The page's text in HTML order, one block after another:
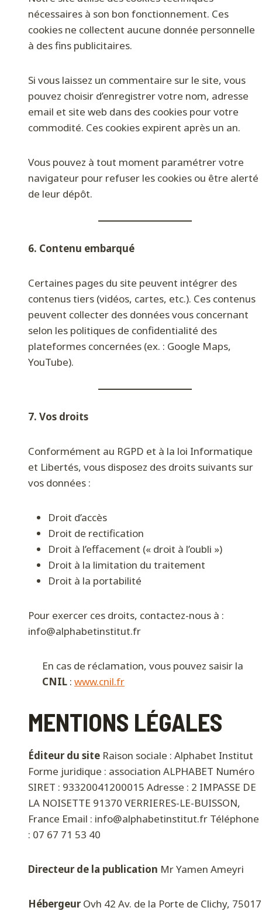
nécessaires à son bon fonctionnement. Ces
cookies ne collectent aucune donnée personnelle
à des fins publicitaires.
Si vous laissez un commentaire sur le site, vous
pouvez choisir d’enregistrer votre nom, adresse
email et site web dans des cookies pour votre
commodité. Ces cookies expirent après un an.
Vous pouvez à tout moment paramétrer votre
navigateur pour refuser les cookies ou être alerté
de leur dépôt.
6. Contenu embarqué
Certaines pages du site peuvent intégrer des
contenus tiers (vidéos, cartes, etc.). Ces contenus
peuvent collecter des données vous concernant
selon les politiques de confidentialité des
plateformes concernées (ex. : Google Maps,
YouTube).
7. Vos droits
Conformément au RGPD et à la loi Informatique
et Libertés, vous disposez des droits suivants sur
vos données :
Droit d’accès
Droit de rectification
Droit à l’effacement (« droit à l’oubli »)
Droit à la limitation du traitement
Droit à la portabilité
Pour exercer ces droits, contactez-nous à :
info@alphabetinstitut.fr
En cas de réclamation, vous pouvez saisir la
CNIL : www.cnil.fr
MENTIONS LÉGALES
Éditeur du site Raison sociale : Alphabet Institut
Forme juridique : association ALPHABET Numéro
SIRET : 93320041200015 Adresse : 2 IMPASSE DE
LA NOISETTE 91370 VERRIERES-LE-BUISSON,
France Email : info@alphabetinstitut.fr Téléphone
: 07 67 71 53 40
Directeur de la publication Mr Yamen Ameyri
HébergeurOvh 42 Av. de la Porte de Clichy, 75017